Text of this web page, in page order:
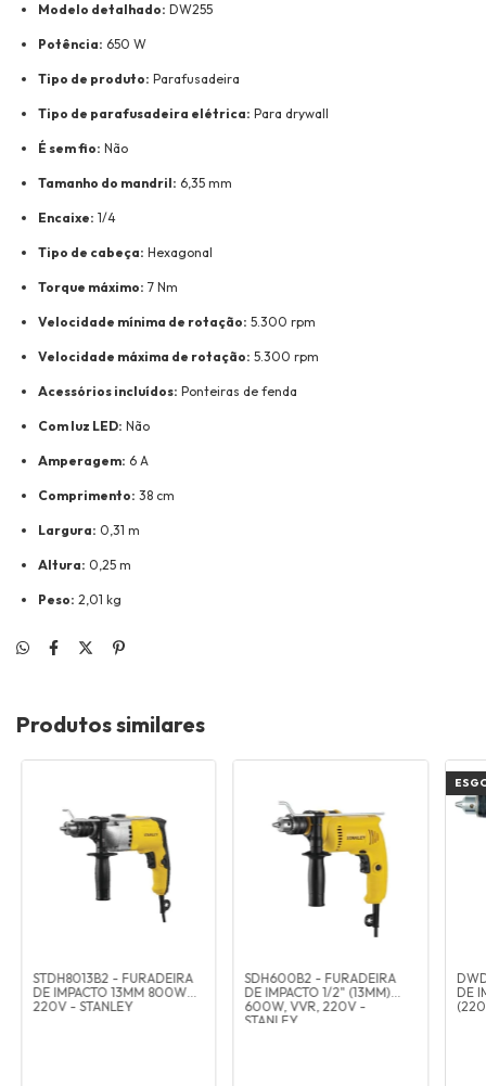
Modelo detalhado: DW255
Potência: 650 W
Tipo de produto: Parafusadeira
Tipo de parafusadeira elétrica: Para drywall
É sem fio: Não
Tamanho do mandril: 6,35 mm
Encaixe: 1/4
Tipo de cabeça: Hexagonal
Torque máximo: 7 Nm
Velocidade mínima de rotação: 5.300 rpm
Velocidade máxima de rotação: 5.300 rpm
Acessórios incluídos: Ponteiras de fenda
Com luz LED: Não
Amperagem: 6 A
Comprimento: 38 cm
Largura: 0,31 m
Altura: 0,25 m
Peso: 2,01 kg
Produtos similares
STDH8013B2 - FURADEIRA
DE IMPACTO 13MM 800W
220V - STANLEY
SDH600B2 - FURADEIRA
DE IMPACTO 1/2" (13MM)
600W, VVR, 220V -
STANLEY
DE